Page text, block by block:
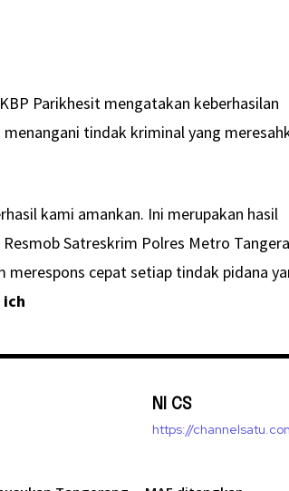
Parikhesit mengatakan keberhasilan
tindak kriminal yang
kami amankan. Ini merupakan hasil
Satreskrim Polres Metro
cepat setiap tindak pidana
ich
NI CS
https://